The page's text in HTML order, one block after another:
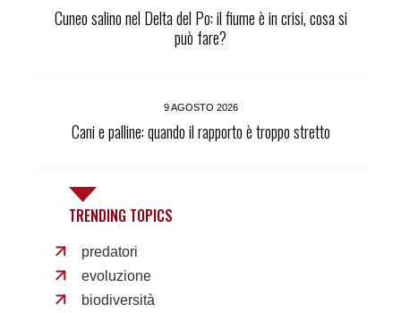
Cuneo salino nel Delta del Po: il fiume è in crisi, cosa si
può fare?
9 AGOSTO 2026
Cani e palline: quando il rapporto è troppo stretto
TRENDING TOPICS
predatori
evoluzione
biodiversità